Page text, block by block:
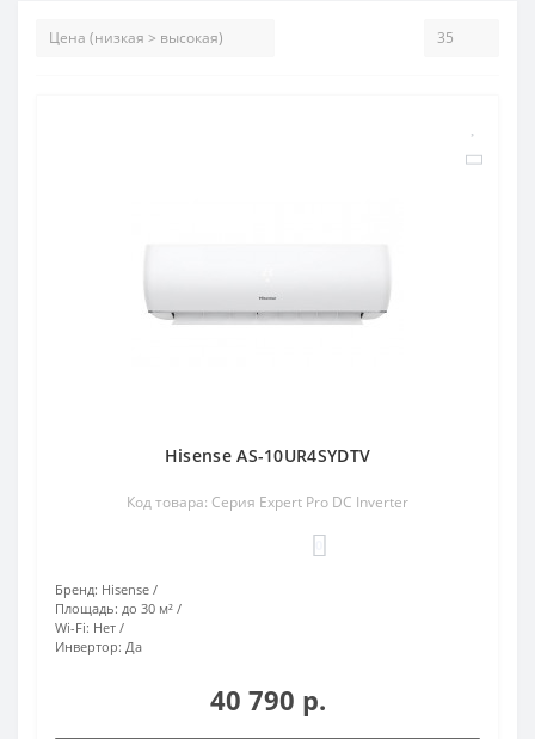
Hisense AS-10UR4SYDTV
Код товара: Серия Expert Pro DC Inverter
Бренд: Hisense
Площадь: до 30 м²
Wi-Fi: Нет
Инвертор: Да
40 790 р.